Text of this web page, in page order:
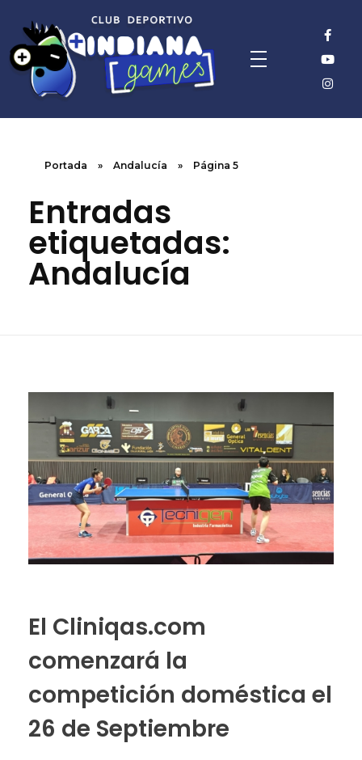
Portada » Andalucía » Página 5
Entradas
etiquetadas:
Andalucía
El Cliniqas.com
comenzará la
competición doméstica el
26 de Septiembre